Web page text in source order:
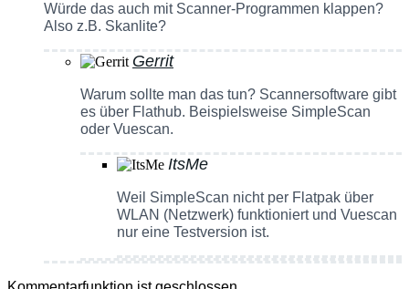
Würde das auch mit Scanner-Programmen klappen?
Also z.B. Skanlite?
Gerrit
Warum sollte man das tun? Scannersoftware gibt
es über Flathub. Beispielsweise SimpleScan
oder Vuescan.
ItsMe
Weil SimpleScan nicht per Flatpak über
WLAN (Netzwerk) funktioniert und Vuescan
nur eine Testversion ist.